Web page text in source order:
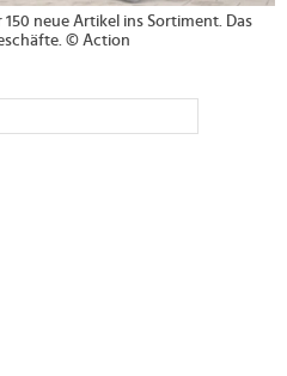
neue Artikel ins Sortiment. Das
© Action